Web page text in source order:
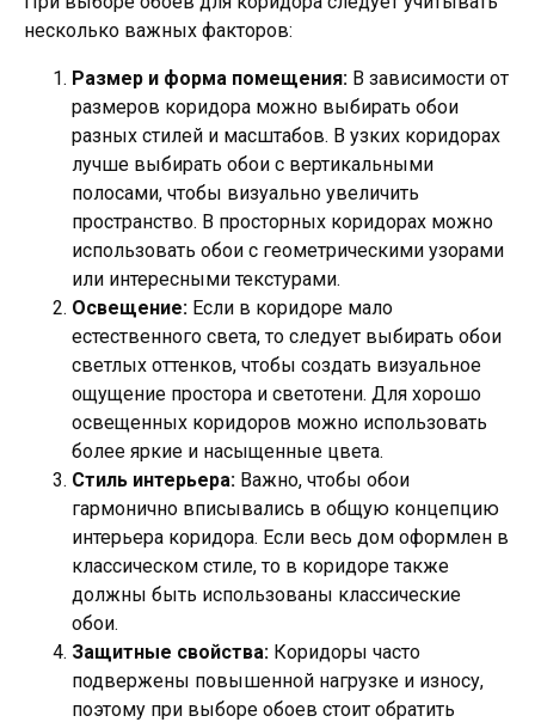
несколько важных факторов:
Размер и форма помещения: В зависимости от
размеров коридора можно выбирать обои
разных стилей и масштабов. В узких коридорах
лучше выбирать обои с вертикальными
полосами, чтобы визуально увеличить
пространство. В просторных коридорах можно
использовать обои с геометрическими узорами
или интересными текстурами.
Освещение: Если в коридоре мало
естественного света, то следует выбирать обои
светлых оттенков, чтобы создать визуальное
ощущение простора и светотени. Для хорошо
освещенных коридоров можно использовать
более яркие и насыщенные цвета.
Стиль интерьера: Важно, чтобы обои
гармонично вписывались в общую концепцию
интерьера коридора. Если весь дом оформлен в
классическом стиле, то в коридоре также
должны быть использованы классические
обои.
Защитные свойства: Коридоры часто
подвержены повышенной нагрузке и износу,
поэтому при выборе обоев стоит обратить